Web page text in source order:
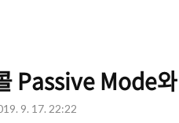
Passive Mode
9. 17. 22:22